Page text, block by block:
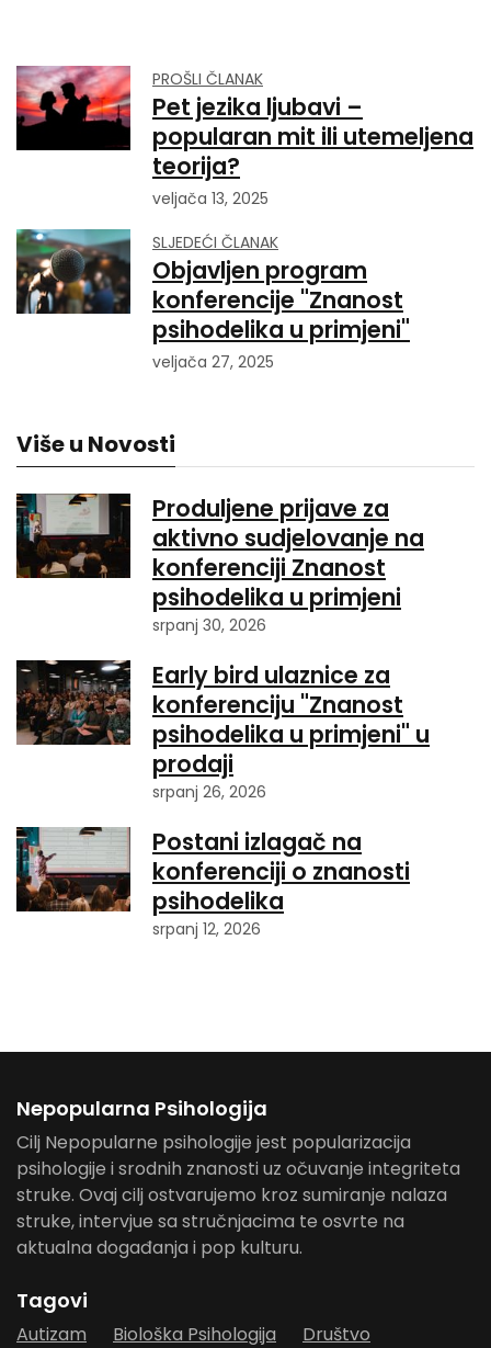
PROŠLI ČLANAK
Pet jezika ljubavi –
popularan mit ili utemeljena
teorija?
veljača 13, 2025
SLJEDEĆI ČLANAK
Objavljen program
konferencije "Znanost
psihodelika u primjeni"
veljača 27, 2025
Više u Novosti
Produljene prijave za
aktivno sudjelovanje na
konferenciji Znanost
psihodelika u primjeni
srpanj 30, 2026
Early bird ulaznice za
konferenciju "Znanost
psihodelika u primjeni" u
prodaji
srpanj 26, 2026
Postani izlagač na
konferenciji o znanosti
psihodelika
srpanj 12, 2026
Nepopularna Psihologija
Cilj Nepopularne psihologije jest popularizacija
psihologije i srodnih znanosti uz očuvanje integriteta
struke. Ovaj cilj ostvarujemo kroz sumiranje nalaza
struke, intervjue sa stručnjacima te osvrte na
aktualna događanja i pop kulturu.
Tagovi
Autizam Biološka Psihologija
Društvo